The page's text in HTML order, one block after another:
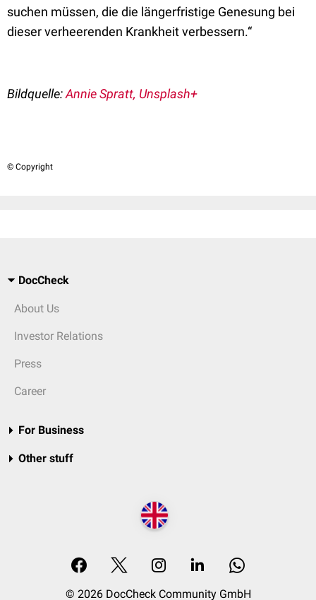
suchen müssen, die die längerfristige Genesung bei
dieser verheerenden Krankheit verbessern.“
Bildquelle:Annie Spratt, Unsplash+
© Copyright
DocCheck
About Us
Investor Relations
Press
Career
For Business
Other stuff
© 2026 DocCheck Community GmbH